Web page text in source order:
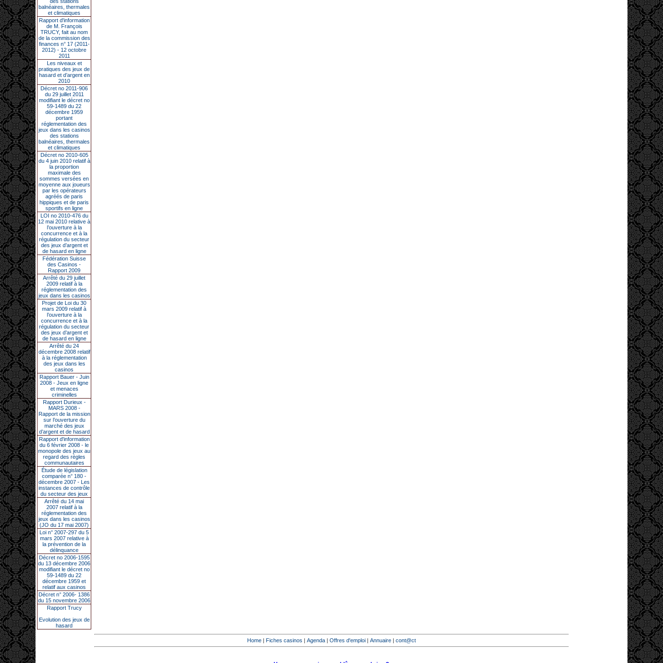
balnéaires, thermales
et climatiques
Rapport d'information
de M. François
TRUCY, fait au nom
de la commission des
finances n° 17 (2011-
2012) - 12 octobre
2011
Les niveaux et
pratiques des jeux de
hasard et d’argent en
2010
Décret no 2011-906
du 29 juillet 2011
modifiant le décret no
59-1489 du 22
décembre 1959
portant
réglementation des
jeux dans les casinos
des stations
balnéaires, thermales
et climatiques
Décret no 2010-605
du 4 juin 2010 relatif à
la proportion
maximale des
sommes versées en
moyenne aux joueurs
par les opérateurs
agréés de paris
hippiques et de paris
sportifs en ligne
LOI no 2010-476 du
12 mai 2010 relative à
l’ouverture à la
concurrence et à la
régulation du secteur
des jeux d’argent et
de hasard en ligne
Fédération Suisse
des Casinos -
Rapport 2009
Arrêté du 29 juillet
2009 relatif à la
réglementation des
jeux dans les casinos
Projet de Loi du 30
mars 2009 relatif à
l’ouverture à la
concurrence et à la
régulation du secteur
des jeux d’argent et
de hasard en ligne
Arrêté du 24
décembre 2008 relatif
à la réglementation
des jeux dans les
casinos
Rapport Bauer - Juin
2008 - Jeux en ligne
et menaces
criminelles
Rapport Durieux -
MARS 2008 -
Rapport de la mission
sur l’ouverture du
marché des jeux
d’argent et de hasard
Rapport d'information
du 6 février 2008 - le
monopole des jeux au
regard des règles
communautaires
Étude de législation
comparée n° 180 -
décembre 2007 - Les
instances de contrôle
du secteur des jeux
Arrêté du 14 mai
2007 relatif à la
réglementation des
jeux dans les casinos
(JO du 17 mai 2007)
Loi n° 2007-297 du 5
mars 2007 relative à
la prévention de la
délinquance
Décret no 2006-1595
du 13 décembre 2006
modifiant le décret no
59-1489 du 22
décembre 1959 et
relatif aux casinos
Décret n° 2006- 1386
du 15 novembre 2006
Rapport Trucy
Evolution des jeux de
hasard
Home | Fiches casinos | Agenda | Offres d'emploi | Annuaire | cont@ct